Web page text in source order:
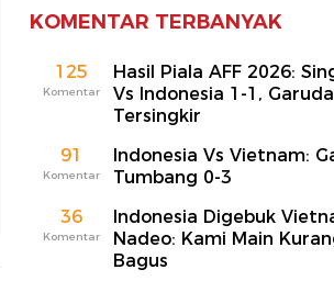
KOMENTAR TERBANYAK
125
Komentar
Hasil Piala AFF 2026:
Vs Indonesia 1-1, Garuda
Tersingkir
91
Komentar
Indonesia Vs Vietnam:
Tumbang 0-3
36
Komentar
Indonesia Digebuk
Nadeo: Kami Main
Bagus